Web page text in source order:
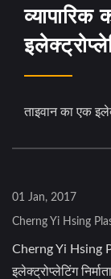
व्यापारिक
ताइवान का एक
01 Jan, 2017
Cherng Yi Hsing
Cherng Yi Hsing
इलेक्ट्रोप्लेटिंग